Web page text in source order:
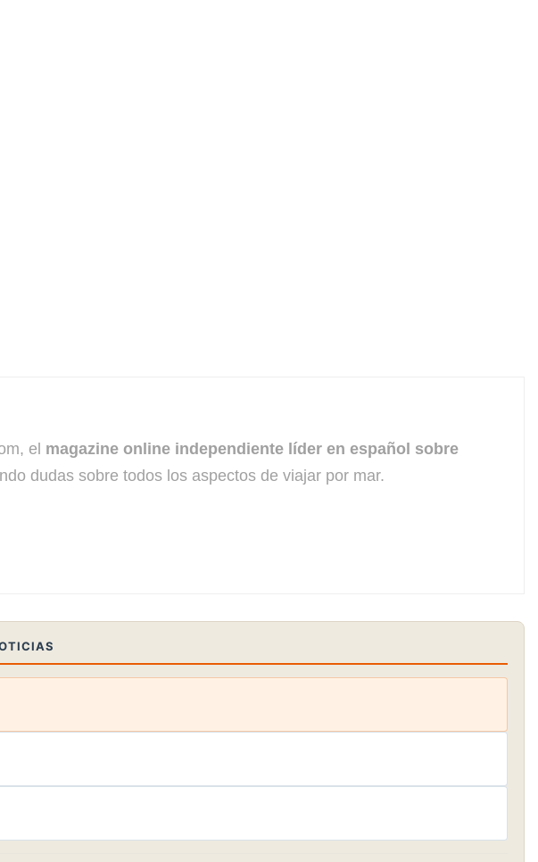
el magazine online independiente líder en español sobre
dudas sobre todos los aspectos de viajar por mar.